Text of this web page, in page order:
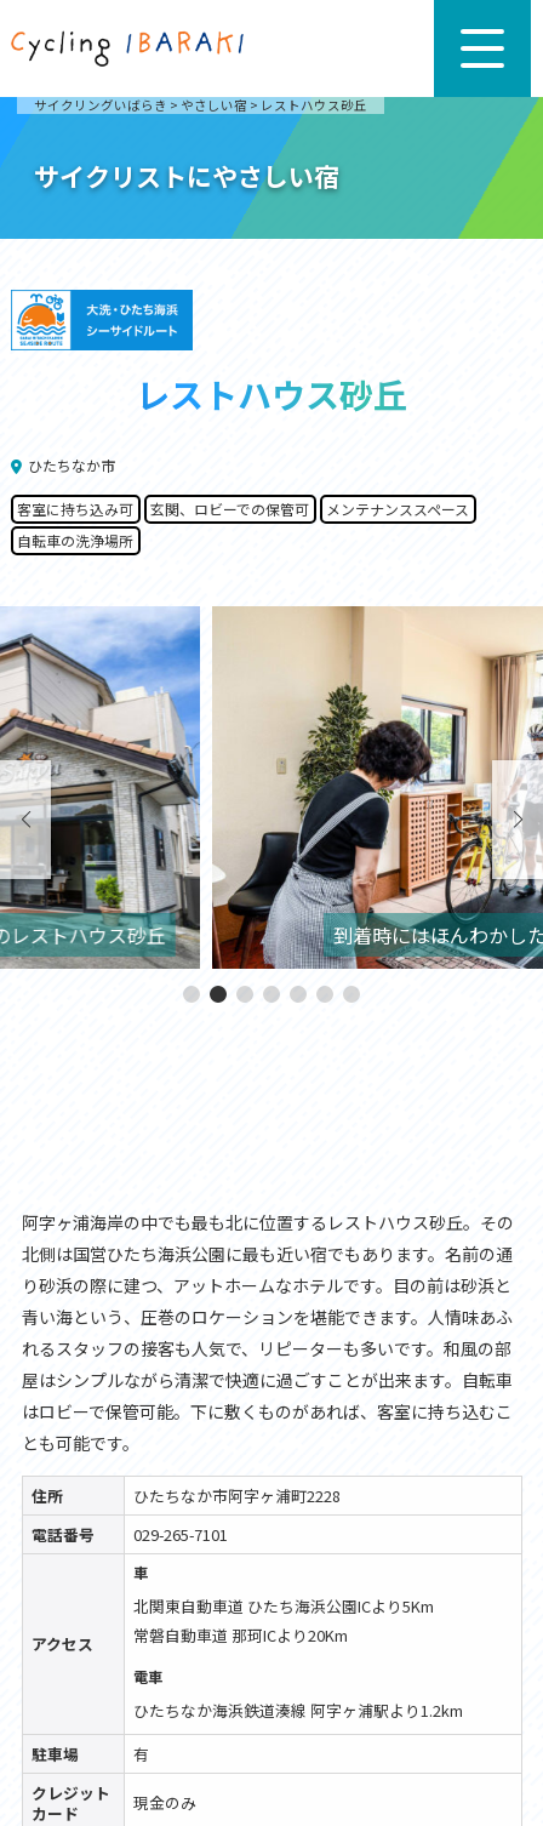
サイクリングいばらき > やさしい宿 > レストハウス砂丘
サイクリストにやさしい宿
レストハウス砂丘
ひたちなか市
客室に持ち込み可 玄関、ロビーでの保管可
メンテナンススペース
自転車の洗浄場所
到着時にはほんわかしたお母さんがお出
阿字ヶ浦海岸の中でも最も北に位置するレストハウス砂丘。その
北側は国営ひたち海浜公園に最も近い宿でもあります。名前の通
り砂浜の際に建つ、アットホームなホテルです。目の前は砂浜と
青い海という、圧巻のロケーションを堪能できます。人情味あふ
れるスタッフの接客も人気で、リピーターも多いです。和風の部
屋はシンプルながら清潔で快適に過ごすことが出来ます。自転車
はロビーで保管可能。下に敷くものがあれば、客室に持ち込むこ
とも可能です。
住所
ひたちなか市阿字ヶ浦町2228
電話番号
029-265-7101
アクセス
車
北関東自動車道 ひたち海浜公園ICより5Km
常磐自動車道 那珂ICより20Km
電車
ひたちなか海浜鉄道湊線 阿字ヶ浦駅より1.2km
駐車場
有
クレジット
カード
現金のみ